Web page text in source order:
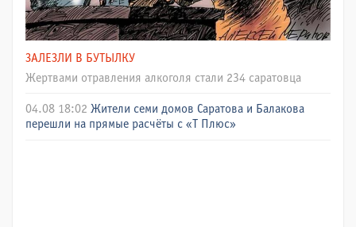
ЗАЛЕЗЛИ В БУТЫЛКУ
Жертвами отравления алкоголя стали 234 саратовца
04.08 18:02 Жители семи домов Саратова и Балакова
перешли на прямые расчёты с «Т Плюс»